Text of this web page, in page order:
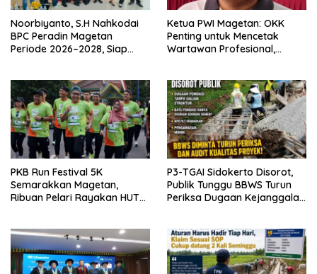
Noorbiyanto, S.H Nahkodai
BPC Peradin Magetan
Periode 2026–2028, Siap
Ketua PWI Magetan: OKK
Penting untuk Mencetak
Wartawan Profesional,
PKB Run Festival 5K
Semarakkan Magetan,
Ribuan Pelari Rayakan HUT
P3-TGAI Sidokerto Disorot,
Publik Tunggu BBWS Turun
Periksa Dugaan Kejanggalan